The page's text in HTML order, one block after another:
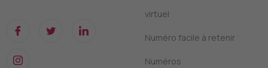
virtuel
Numéro facile à retenir
Numéros